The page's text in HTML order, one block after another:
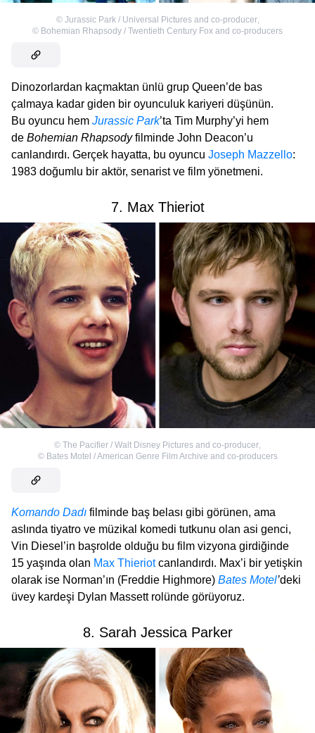
© Jurassic Park / Universal Pictures and co-producer,
© Bohemian Rhapsody / Twentieth Century Fox and co-producers
Dinozorlardan kaçmaktan ünlü grup Queen’de bas
çalmaya kadar giden bir oyunculuk kariyeri düşünün.
Bu oyuncu hem Jurassic Park’ta Tim Murphy’yi hem
de Bohemian Rhapsodyfilminde John Deacon’u
canlandırdı. Gerçek hayatta, bu oyuncu Joseph Mazzello:
1983 doğumlu bir aktör, senarist ve film yönetmeni.
7. Max Thieriot
© The Pacifier / Walt Disney Pictures and co-producer
© Bates Motel / American Genre Film Archive and co-producers
Komando Dadı filminde baş belası gibi görünen, ama
aslında tiyatro ve müzikal komedi tutkunu olan asi genci,
Vin Diesel’in başrolde olduğu bu film vizyona girdiğinde
15 yaşında olan Max Thieriotcanlandırdı. Max’i bir yetişkin
olarak ise Norman’ın (Freddie Highmore) Bates Motel’deki
üvey kardeşi Dylan Massett rolünde görüyoruz.
8. Sarah Jessica Parker